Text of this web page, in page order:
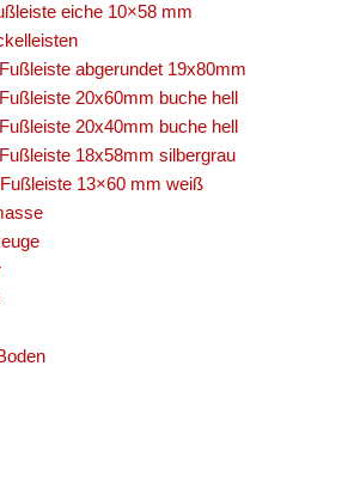
eiche 10×58 mm
abgerundet 19x80mm
20x60mm buche hell
20x40mm buche hell
18x58mm silbergrau
13×60 mm weiß